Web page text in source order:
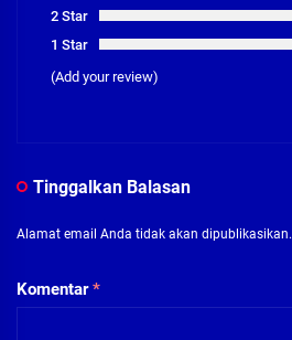
2 Star
1 Star
(Add your review)
Tinggalkan Balasan
Alamat email Anda tidak akan dipublikasikan.
Komentar*